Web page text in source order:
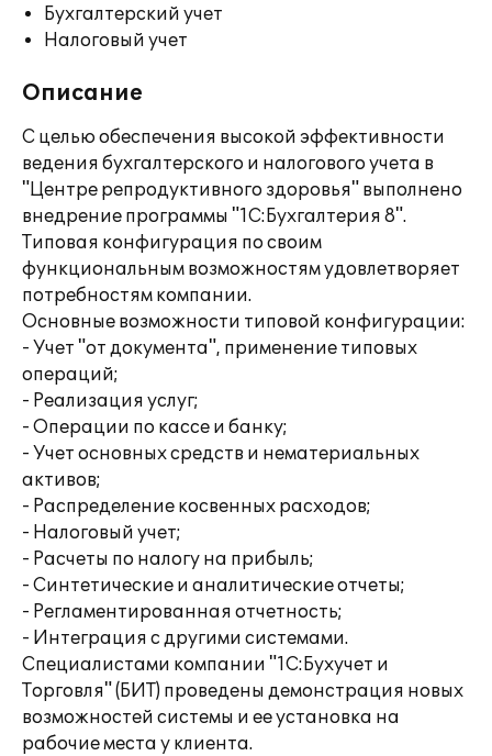
Бухгалтерский учет
Налоговый учет
Описание
С целью обеспечения высокой эффективности
ведения бухгалтерского и налогового учета в
"Центре репродуктивного здоровья" выполнено
внедрение программы "1С:Бухгалтерия 8".
Типовая конфигурация по своим
функциональным возможностям удовлетворяет
потребностям компании.
Основные возможности типовой конфигурации:
- Учет "от документа", применение типовых
операций;
- Реализация услуг;
- Операции по кассе и банку;
- Учет основных средств и нематериальных
активов;
- Распределение косвенных расходов;
- Налоговый учет;
- Расчеты по налогу на прибыль;
- Синтетические и аналитические отчеты;
- Регламентированная отчетность;
- Интеграция с другими системами.
Специалистами компании "1С:Бухучет и
Торговля" (БИТ) проведены демонстрация новых
возможностей системы и ее установка на
рабочие места у клиента.